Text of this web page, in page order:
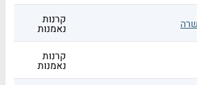
קרנות
נאמנות
קרנות
נאמנות